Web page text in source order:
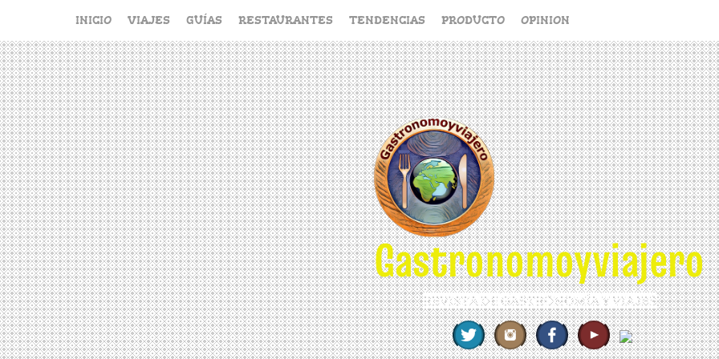
contenido
INICIO VIAJES GUÍAS RESTAURANTES TENDENCIAS PRODUCTO OPINION
Gastronomoyviajero
REVISTA DE GASTRONOMÍA Y VIAJES